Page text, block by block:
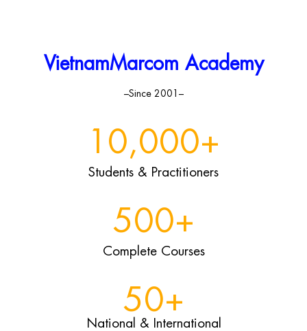
VietnamMarcom Academy
–Since 2001–
10,000+
Students & Practitioners
500+
Complete Courses
50+
National & International